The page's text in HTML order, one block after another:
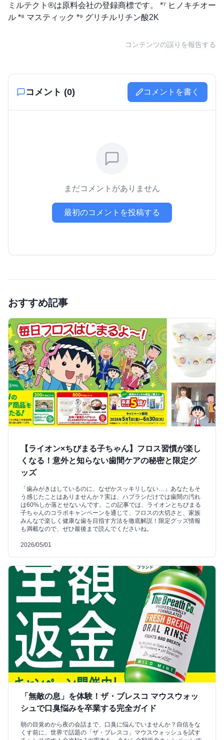
ミルテクト®は原料会社の登録商標です。 *⁷ ヒノキチオー
ル *⁸ マスティック *⁹ グリチルリチン酸2K
コンテンツの誤りを報告する
コメント (0) コメントを書く
まだコメントがありません
最初のコメントを投稿する
おすすめ記事
【ライオン×ちびまる子ちゃん】フロス習慣が楽し
くなる！意外と知らない歯間ケアの秘密と限定グ
ッズ
「歯みがきはしているのに、なぜかスッキリしない…」あなたもそ
う感じたことはありませんか？実は、ハブラシだけでは歯間の汚れ
は60%しか落とせないんです。この記事では、ライオンとちびまる
子ちゃんのコラボキャンペーンを通じて、フロスの大切さと、家族
みんなで楽しく健康な歯を目指す方法を徹底解説！限定グッズ情報
も満載なので、ぜひ最後まで読んでくださいね。
2026/05/01
「無敵の息」を体験！ザ・ブレスコ マウスウォッ
シュで口臭悩みを卒業する完全ガイド
朝の目覚めから夜の会話まで、口臭に悩んでいませんか？自信をな
くす前に、世界で話題の「ザ・ブレスコ」マウスウォッシュを試す